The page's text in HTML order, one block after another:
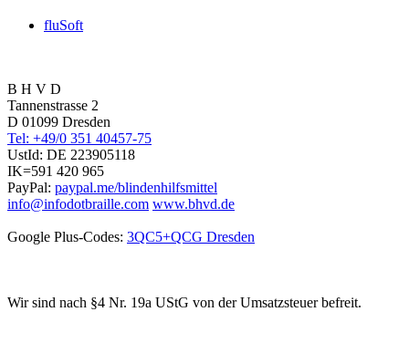
fluSoft
B H V D
Tannenstrasse 2
D 01099 Dresden
Tel: +49/0 351 40457-75
UstId: DE 223905118
IK=591 420 965
PayPal: paypal.me/blindenhilfsmittel
info@infodotbraille.com www.bhvd.de
Google Plus-Codes: 3QC5+QCG Dresden
Wir sind nach §4 Nr. 19a UStG von der Umsatzsteuer befreit.